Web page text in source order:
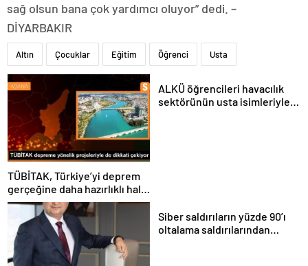
sağ olsun bana çok yardımcı oluyor” dedi. –
DİYARBAKIR
Altın Çocuklar Eğitim Öğrenci Usta
TÜBİTAK, Türkiye’yi deprem
gerçeğine daha hazırlıklı hale
getiriyor
ALKÜ öğrencileri havacılık
sektörünün usta isimleriyle
Siber saldırıların yüzde 90’ı
oltalama saldırılarından